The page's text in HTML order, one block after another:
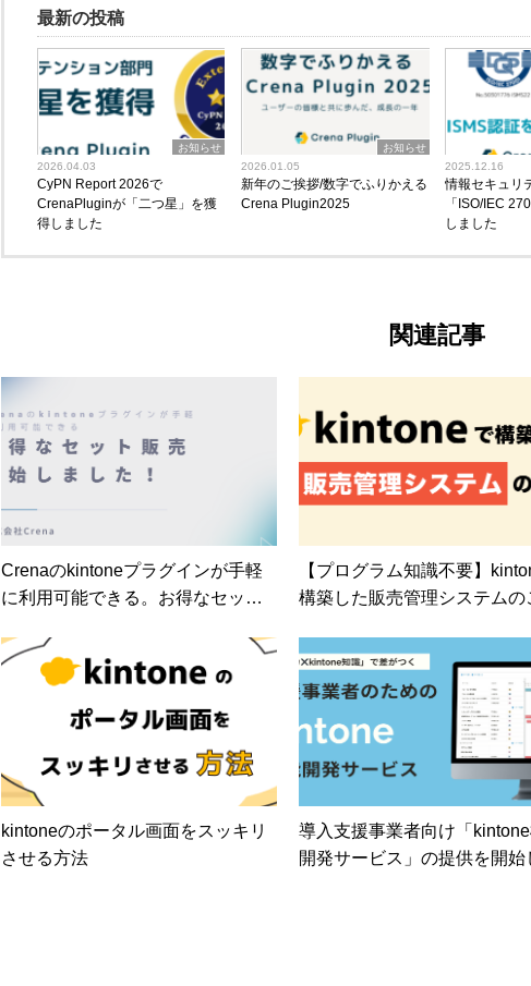
最新の投稿
お知らせ
2026.04.03
CyPN Report 2026で
CrenaPluginが「二つ星」を獲
得しました
お知らせ
2026.01.05
新年のご挨拶/数字でふりかえる
Crena Plugin2025
2025.12.16
情報セキュリ
「ISO/IEC
しました
関連記事
Crenaのkintoneプラグインが手軽
に利用可能できる。お得なセット
【プログラム知識不要】
構築した販売管理システムの
kintoneのポータル画面をスッキリ
させる方法
導入支援事業者向け「
開発サービス」の提供を開始